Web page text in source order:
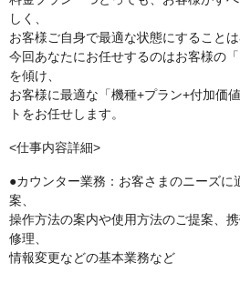
しく、
お客様ご自身で最適な状態にすることは
今回あなたにお任せするのはお客様の
を傾け、
お客様に最適な「機種+プラン+付加価
トをお任せします。
<仕事内容詳細>
●カウンター業務：お客さまのニーズに
案、
操作方法の案内や使用方法のご提案、
修理、
情報変更などの基本業務など